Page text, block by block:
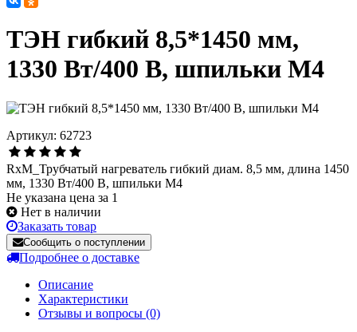
ТЭН гибкий 8,5*1450 мм,
1330 Вт/400 В, шпильки М4
Артикул: 62723
RxM_Трубчатый нагреватель гибкий диам. 8,5 мм, длина 1450
мм, 1330 Вт/400 В, шпильки М4
Не указана цена за 1
Нет в наличии
Заказать товар
Сообщить о поступлении
Подробнее о доставке
Описание
Характеристики
Отзывы и вопросы (0)